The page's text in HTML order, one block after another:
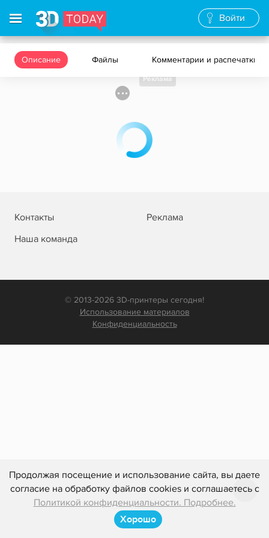
Продолжая посещение и использование сайта, вы даете
согласие на обработку файлов cookies и соглашаетесь с
Политикой конфиденциальности. Подробнее.
Хорошо
Войти
Описание Файлы Комментарии и распечатки
Реклама
Контакты
Реклама
Наша команда
© 2013-2026 3D-принтеры сегодня!
Использование материалов
Конфиденциальность